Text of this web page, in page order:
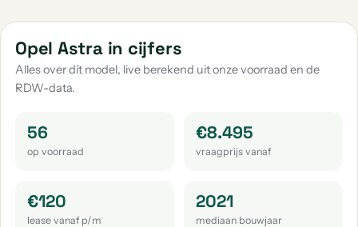
Opel Mokka X
aantal: 12
Opel Vivaro-E
aantal: 12
Opel Adam
Opel Zafira Tourer
aantal: 3
Opel Frontera Opel Agila
aantal: 1
aantal: 1
Opel Astra in cijfers
Alles over dít model, live berekend uit onze voorraad en de
RDW-data.
56
op voorraad
€8.495
vraagprijs vanaf
€120
lease vanaf p/m
2021
mediaan bouwjaar